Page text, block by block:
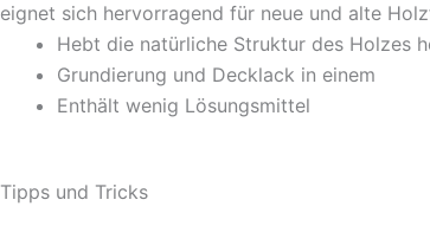
eignet sich hervorragend für neue und alte
Hebt die natürliche Struktur des Holzes
Grundierung und Decklack in einem
Enthält wenig Lösungsmittel
Tipps und Tricks